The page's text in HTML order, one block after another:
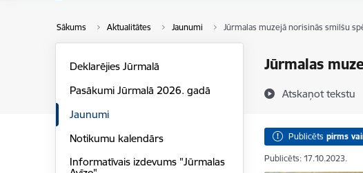
Sākums Aktualitātes Jaunumi Jūrmalas muzejā norisinās smilšu
Jūrmalas
Atskaņot tekstu
Deklarējies Jūrmalā
Pasākumi Jūrmalā 2026. gadā
Jaunumi
Notikumu kalendārs
Informatīvais izdevums "Jūrmalas
Publicēts pirms
Publicēts: 17.10.2023.